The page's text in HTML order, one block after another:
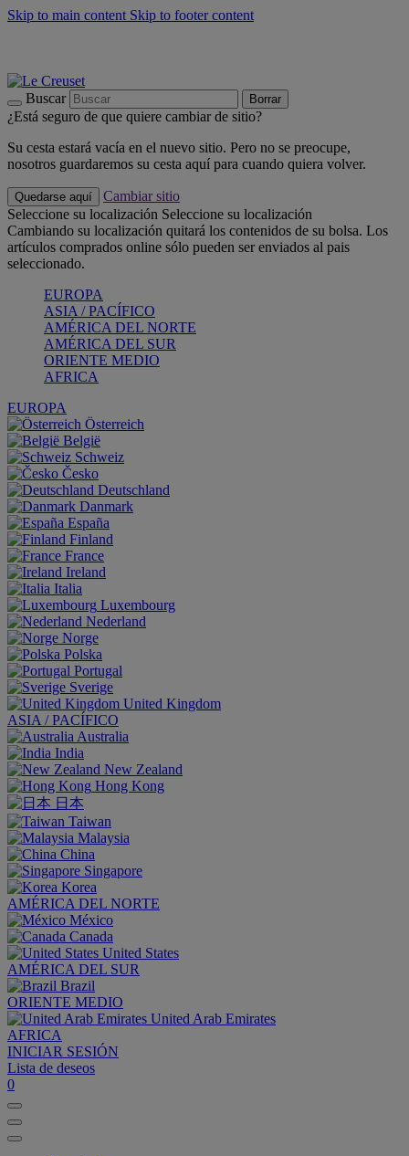
Skip to main content Skip to footer content
Buscar Borrar
¿Está seguro de que quiere cambiar de sitio?
Su cesta estará vacía en el nuevo sitio. Pero no se preocupe,
nosotros guardaremos su cesta aquí para cuando quiera volver.
Quedarse aquí
Cambiar sitio
Seleccione su localización Seleccione su localización
Cambiando su localización quitará los contenidos de su bolsa. Los
artículos comprados online sólo pueden ser enviados al pais
seleccionado.
EUROPA
ASIA / PACÍFICO
AMÉRICA DEL NORTE
AMÉRICA DEL SUR
ORIENTE MEDIO
AFRICA
EUROPA
Österreich
België
Schweiz
Česko
Deutschland
Danmark
España
Finland
France
Ireland
Italia
Luxembourg
Nederland
Norge
Polska
Portugal
Sverige
United Kingdom
ASIA / PACÍFICO
Australia
India
New Zealand
Hong Kong
日本
Taiwan
Malaysia
China
Singapore
Korea
AMÉRICA DEL NORTE
México
Canada
United States
AMÉRICA DEL SUR
Brazil
ORIENTE MEDIO
United Arab Emirates
AFRICA
INICIAR SESIÓN
Lista de deseos
0